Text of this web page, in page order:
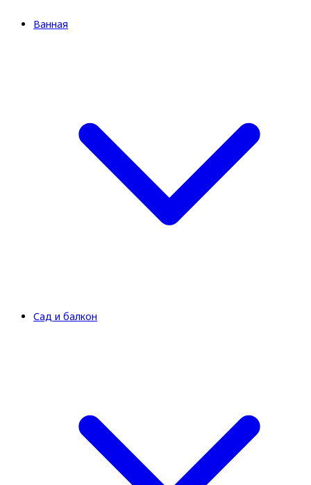
Ванная
Сад и балкон